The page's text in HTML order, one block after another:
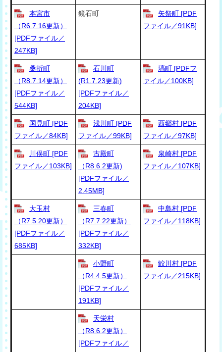
本宮市
（R6.7.16更新）
[PDFファイル／
247KB]
鏡石町
矢祭町 [PDF
ファイル／91KB]
桑折町
（R8.7.14更新）
[PDFファイル／
544KB]
石川町
(R1.7.23更新)
[PDFファイル／
204KB]
塙町 [PDFフ
ァイル／100KB]
国見町 [PDF
ファイル／84KB]
浅川町 [PDF
ファイル／99KB]
西郷村 [PDF
ファイル／97KB]
川俣町 [PDF
ファイル／103KB]
古殿町
（R8.6.2更新)
[PDFファイル／
2.45MB]
泉崎村 [PDF
ファイル／107KB]
大玉村
（R7.5.20更新）
[PDFファイル／
685KB]
三春町
（R7.7.22更新）
[PDFファイル／
332KB]
中島村 [PDF
ファイル／118KB]
小野町
（R4.4.5更新）
[PDFファイル／
191KB]
鮫川村 [PDF
ファイル／215KB]
天栄村
（R8.6.2更新）
[PDFファイル／